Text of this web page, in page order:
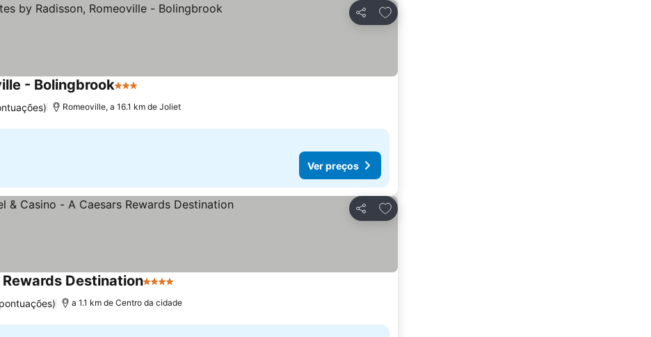
Partilhar
Adicionar aos favoritos
- Bolingbrook3 Estrelas
Romeoville, a 16.1 km de Joliet
Ver preços
Partilhar
Adicionar aos favoritos
Destination4 Estrelas
a 1.1 km de Centro da cidade